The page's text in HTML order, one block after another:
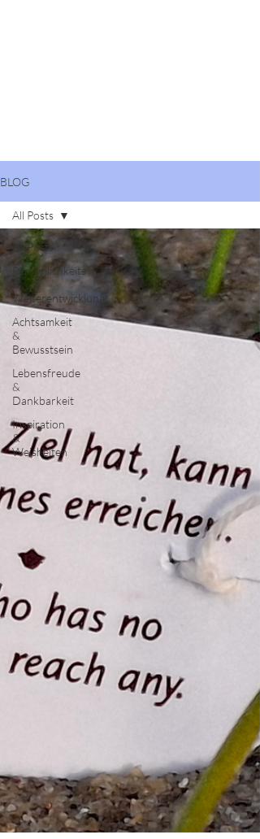
BLOG
All Posts
Persönlichkeits
&
Weiterentwicklung
Achtsamkeit
&
Bewusstsein
Lebensfreude
&
Dankbarkeit
Inspiration
&
Weisheiten
All Posts